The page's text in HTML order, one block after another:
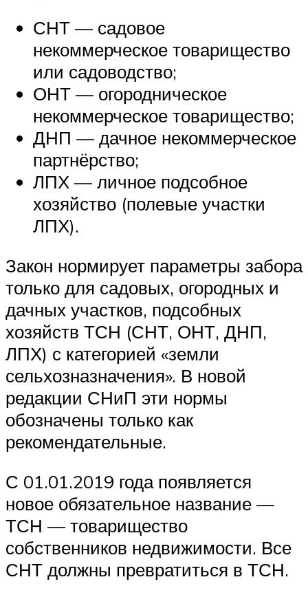
СНТ — садовое
некоммерческое товарищество
или садоводство;
ОНТ — огородническое
некоммерческое товарищество;
ДНП — дачное некоммерческое
партнёрство;
ЛПХ — личное подсобное
хозяйство (полевые участки
ЛПХ).
Закон нормирует параметры забора
только для садовых, огородных и
дачных участков, подсобных
хозяйств ТСН (СНТ, ОНТ, ДНП,
ЛПХ) с категорией «земли
сельхозназначения». В новой
редакции СНиП эти нормы
обозначены только как
рекомендательные.
С 01.01.2019 года появляется
новое обязательное название —
ТСН — товарищество
собственников недвижимости. Все
СНТ должны превратиться в ТСН.